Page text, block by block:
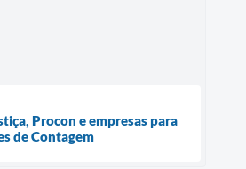
Procon e empresas para
de Contagem